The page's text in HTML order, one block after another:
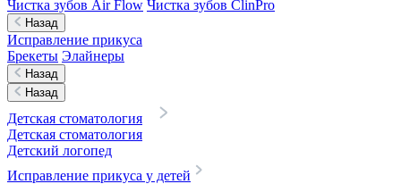
Чистка зубов Air Flow Чистка зубов ClinPro
Назад
Исправление прикуса
Брекеты Элайнеры
Назад
Назад
Детская стоматология
Детская стоматология
Детский логопед
Исправление прикуса у детей